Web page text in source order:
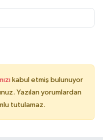
kabul etmiş bulunuyor
Yazılan yorumlardan
tutulamaz.